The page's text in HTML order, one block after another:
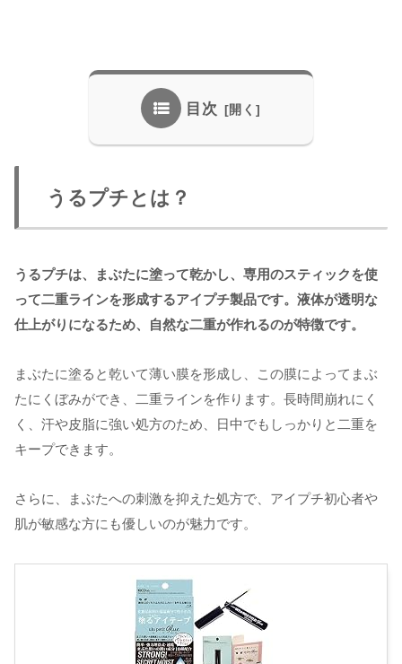
目次
うるプチとは？
うるプチは、まぶたに塗って乾かし、専用のスティックを使
って二重ラインを形成するアイプチ製品です。液体が透明な
仕上がりになるため、自然な二重が作れるのが特徴です。
まぶたに塗ると乾いて薄い膜を形成し、この膜によってまぶ
たにくぼみができ、二重ラインを作ります。長時間崩れにく
く、汗や皮脂に強い処方のため、日中でもしっかりと二重を
キープできます。
さらに、まぶたへの刺激を抑えた処方で、アイプチ初心者や
肌が敏感な方にも優しいのが魅力です。